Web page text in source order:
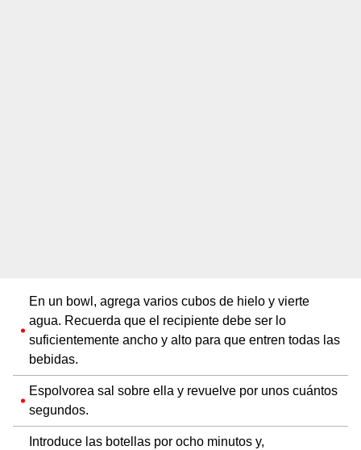
En un bowl, agrega varios cubos de hielo y vierte
agua. Recuerda que el recipiente debe ser lo
suficientemente ancho y alto para que entren todas las
bebidas.
Espolvorea sal sobre ella y revuelve por unos cuántos
segundos.
Introduce las botellas por ocho minutos y,